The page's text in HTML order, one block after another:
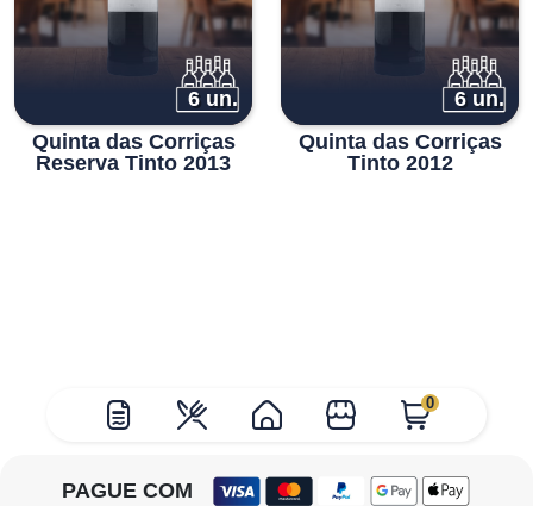
0
6 un.
Quinta das Corriças
Reserva Tinto 2013
6 un.
Quinta das Corriças
Tinto 2012
PAGUE COM